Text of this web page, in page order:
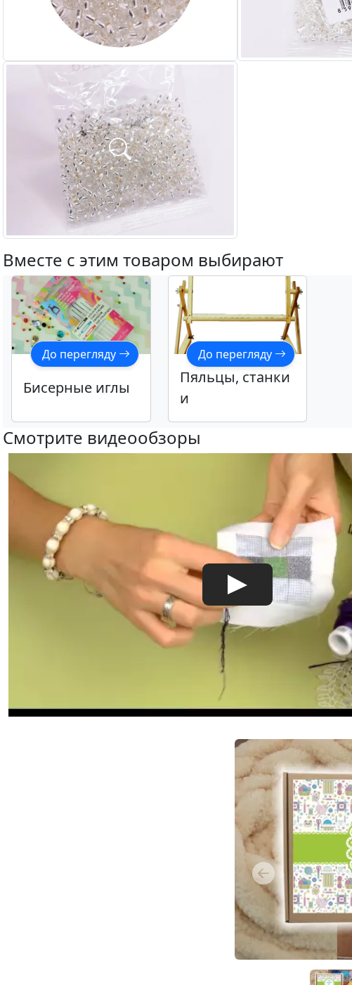
Вместе с этим товаром выбирают
До перегляду
Бисерные иглы
До перегляду
Пяльцы, станки
и
приспособлени
я для
Смотрите видеообзоры
Previous